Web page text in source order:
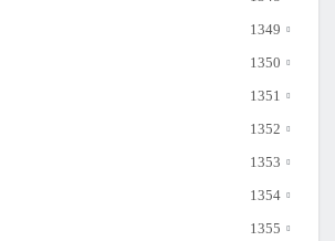
1349
1350
1351
1352
1353
1354
1355